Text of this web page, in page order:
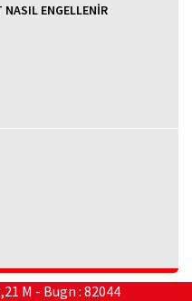
NASIL ENGELLENİR
M - Bugn : 82044